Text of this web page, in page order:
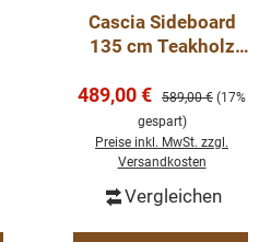
Cascia Sideboard
135 cm Teakholz
Verkaufspreis:
489,00 € Regulärer Preis:
589,00 € (17%
gespart)
Preise inkl. MwSt. zzgl.
Versandkosten
Vergleichen